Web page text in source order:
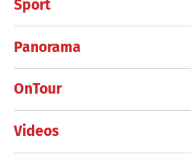
Sport
Panorama
OnTour
Videos